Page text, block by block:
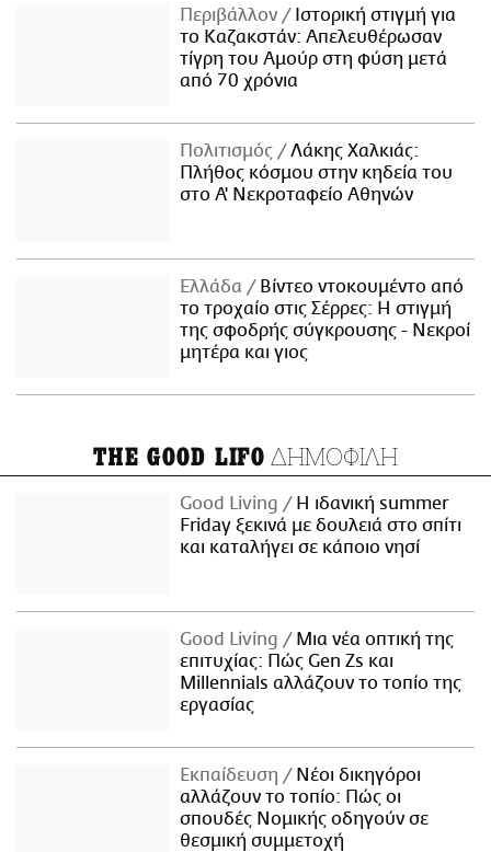
Περιβάλλον
Ιστορική στιγμή για
το Καζακστάν: Απελευθέρωσαν
τίγρη του Αμούρ στη φύση μετά
από 70 χρόνια
Πολιτισμός
Λάκης Χαλκιάς:
Πλήθος κόσμου στην κηδεία του
στο Α' Νεκροταφείο Αθηνών
Ελλάδα
Βίντεο ντοκουμέντο από
το τροχαίο στις Σέρρες: Η στιγμή
της σφοδρής σύγκρουσης - Νεκροί
μητέρα και γιος
THE GOOD LIFO ΔΗΜΟΦΙΛΗ
Good Living
Η ιδανική summer
Friday ξεκινά με δουλειά στο σπίτι
και καταλήγει σε κάποιο νησί
Good Living
Μια νέα οπτική της
επιτυχίας: Πώς Gen Zs και
Millennials αλλάζουν το τοπίο της
εργασίας
Εκπαίδευση
Νέοι δικηγόροι
αλλάζουν το τοπίο: Πώς οι
σπουδές Νομικής οδηγούν σε
θεσμική συμμετοχή